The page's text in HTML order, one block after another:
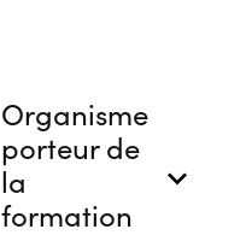
Organisme
porteur de
la
formation